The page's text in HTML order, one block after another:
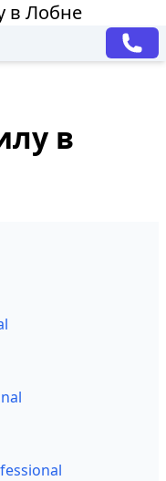
в Лобне
в